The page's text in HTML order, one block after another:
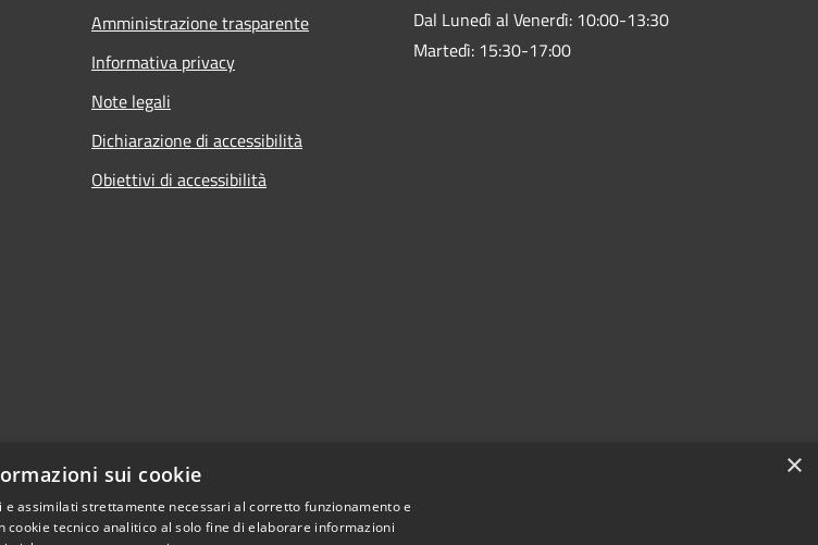
Amministrazione trasparente
Informativa privacy
Note legali
Dichiarazione di accessibilità
Obiettivi di accessibilità
Dal Lunedì al Venerdì: 10:00-13:30
Martedì: 15:30-17:00
×
sui cookie
e assimilati strettamente necessari al corretto funzionamento e
cookie tecnico analitico al solo fine di elaborare informazioni